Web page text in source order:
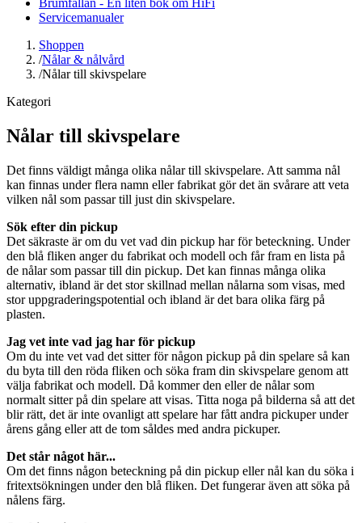
Servicemanualer
Shoppen
/Nålar & nålvård
/Nålar till skivspelare
Kategori
Nålar till skivspelare
Det finns väldigt många olika nålar till skivspelare. Att samma nål
kan finnas under flera namn eller fabrikat gör det än svårare att veta
vilken nål som passar till just din skivspelare.
Sök efter din pickup
Det säkraste är om du vet vad din pickup har för beteckning. Under
den blå fliken anger du fabrikat och modell och får fram en lista på
de nålar som passar till din pickup. Det kan finnas många olika
alternativ, ibland är det stor skillnad mellan nålarna som visas, med
stor uppgraderingspotential och ibland är det bara olika färg på
plasten.
Jag vet inte vad jag har för pickup
Om du inte vet vad det sitter för någon pickup på din spelare så kan
du byta till den röda fliken och söka fram din skivspelare genom att
välja fabrikat och modell. Då kommer den eller de nålar som
normalt sitter på din spelare att visas. Titta noga på bilderna så att det
blir rätt, det är inte ovanligt att spelare har fått andra pickuper under
årens gång eller att de tom såldes med andra pickuper.
Det står något här...
Om det finns någon beteckning på din pickup eller nål kan du söka i
fritextsökningen under den blå fliken. Det fungerar även att söka på
nålens färg.